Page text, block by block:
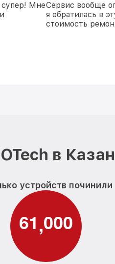
супер! МнеСервис вообще
я обратилась в
стоимость
в
устройств починили
61,000